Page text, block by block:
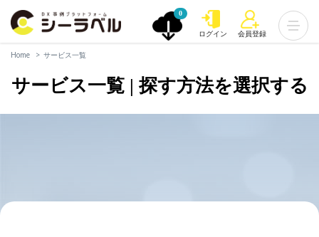
0
ログイン 会員登録
Home サービス一覧
サービス一覧 | 探す方法を選択する